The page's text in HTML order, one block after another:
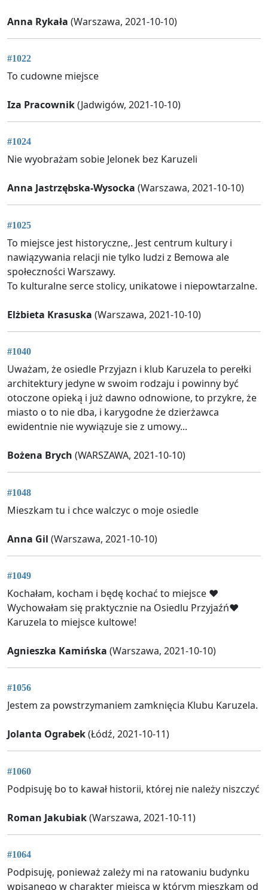
Anna Rykała (Warszawa, 2021-10-10)
#1022
To cudowne miejsce
Iza Pracownik(Jadwigów, 2021-10-10)
#1024
Nie wyobrażam sobie Jelonek bez Karuzeli
Anna Jastrzębska-Wysocka (Warszawa, 2021-10-10)
#1025
To miejsce jest historyczne,. Jest centrum kultury i
nawiązywania relacji nie tylko ludzi z Bemowa ale
społeczności Warszawy.
To kulturalne serce stolicy, unikatowe i niepowtarzalne.
Elżbieta Krasuska (Warszawa, 2021-10-10)
#1040
Uważam, że osiedle Przyjazn i klub Karuzela to perełki
architektury jedyne w swoim rodzaju i powinny być
otoczone opieką i już dawno odnowione, to przykre, że
miasto o to nie dba, i karygodne że dzierżawca
ewidentnie nie wywiązuje sie z umowy...
Bożena Brych (WARSZAWA, 2021-10-10)
#1048
Mieszkam tu i chce walczyc o moje osiedle
Anna Gil (Warszawa, 2021-10-10)
#1049
Kochałam, kocham i będę kochać to miejsce ❤️
Wychowałam się praktycznie na Osiedlu Przyjaźń♥️
Karuzela to miejsce kultowe!
Agnieszka Kamińska (Warszawa, 2021-10-10)
#1056
Jestem za powstrzymaniem zamknięcia Klubu Karuzela.
Jolanta Ograbek(Łódź, 2021-10-11)
#1060
Podpisuję bo to kawał historii, której nie należy niszczyć
Roman Jakubiak(Warszawa, 2021-10-11)
#1064
Podpisuję, ponieważ zależy mi na ratowaniu budynku
wpisanego w charakter miejsca w którym mieszkam od